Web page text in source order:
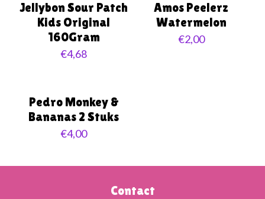
Jellybon Sour Patch
Kids Original
160Gram
€4,68
Amos Peelerz
Watermelon
€2,00
Pedro Monkey &
Bananas 2 Stuks
€4,00
Contact